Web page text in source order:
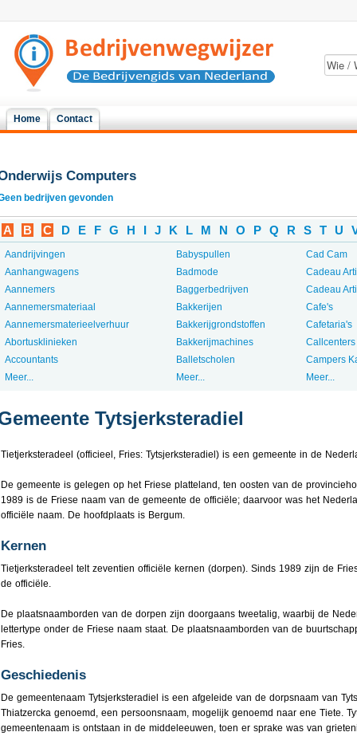
Home Contact
Computers
bedrijven gevonden
A B C D E F G H I J K L M N O P Q R S T U
Aandrijvingen
Aanhangwagens
Aannemers
Aannemersmateriaal
Aannemersmaterieelverhuur
Abortusklinieken
Accountants
Meer...
Babyspullen
Badmode
Baggerbedrijven
Bakkerijen
Bakkerijgrondstoffen
Bakkerijmachines
Balletscholen
Meer...
Cad Cam
Cadeau
Cadeau
Cafe's
Cafetaria's
Callcenters
Campers
Meer...
Tytsjerksteradiel
Tietjerksteradeel (officieel, Fries: Tytsjerksteradiel) is een gemeente in de
De gemeente is gelegen op het Friese platteland, ten oosten van de
1989 is de Friese naam van de gemeente de officiële; daarvoor was het
officiële naam. De hoofdplaats is Bergum.
Kernen
Tietjerksteradeel telt zeventien officiële kernen (dorpen). Sinds 1989 zijn de
de officiële.
De plaatsnaamborden van de dorpen zijn doorgaans tweetalig, waarbij de
lettertype onder de Friese naam staat. De plaatsnaamborden van de
Fries.
Geschiedenis
De gemeentenaam Tytsjerksteradiel is een afgeleide van de dorpsnaam van
Thiatzercka genoemd, een persoonsnaam, mogelijk genoemd naar ene Tiete.
gemeentenaam is ontstaan in de middeleeuwen, toen er sprake was van